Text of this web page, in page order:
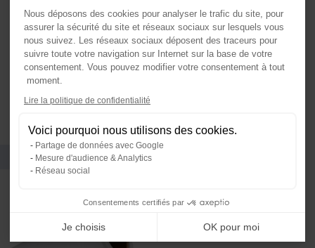
Références et conditionnement
Nous déposons des cookies pour analyser le trafic du site, pour
assurer la sécurité du site et réseaux sociaux sur lesquels vous
nous suivez. Les réseaux sociaux déposent des traceurs pour
suivre toute votre navigation sur Internet sur la base de votre
consentement. Vous pouvez modifier votre consentement à tout
moment.
Lire la politique de confidentialité
Voici pourquoi nous utilisons des cookies.
Partage de données avec Google
Mesure d'audience & Analytics
Réseau social
Consentements certifiés par
Je choisis OK pour moi
Axeptio consent
Notre plateforme vous permet